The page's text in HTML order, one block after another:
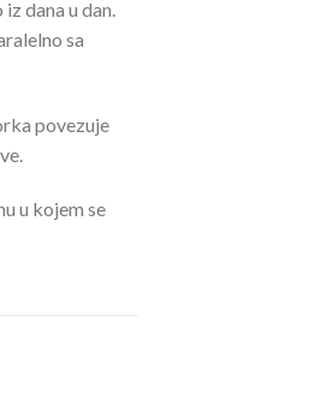
dana u dan.
sa
povezuje
u kojem se